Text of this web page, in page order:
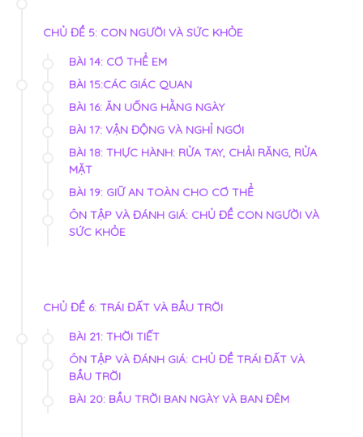
CHỦ ĐỀ 5: CON NGƯỜI VÀ SỨC KHỎE
BÀI 14: CƠ THỂ EM
BÀI 15:CÁC GIÁC QUAN
BÀI 16: ĂN UỐNG HẰNG NGÀY
BÀI 17: VẬN ĐỘNG VÀ NGHỈ NGƠI
BÀI 18: THỰC HÀNH: RỬA TAY, CHẢI RĂNG, RỬA
MẶT
BÀI 19: GIỮ AN TOÀN CHO CƠ THỂ
ÔN TẬP VÀ ĐÁNH GIÁ: CHỦ ĐỀ CON NGƯỜI VÀ
SỨC KHỎE
CHỦ ĐỀ 6: TRÁI ĐẤT VÀ BẦU TRỜI
BÀI 21: THỜI TIẾT
ÔN TẬP VÀ ĐÁNH GIÁ: CHỦ ĐỀ TRÁI ĐẤT VÀ
BẦU TRỜI
BÀI 20: BẦU TRỜI BAN NGÀY VÀ BAN ĐÊM